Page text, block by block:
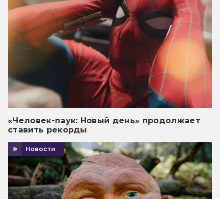
«Человек-паук: Новый день» продолжает
ставить рекорды
Новости